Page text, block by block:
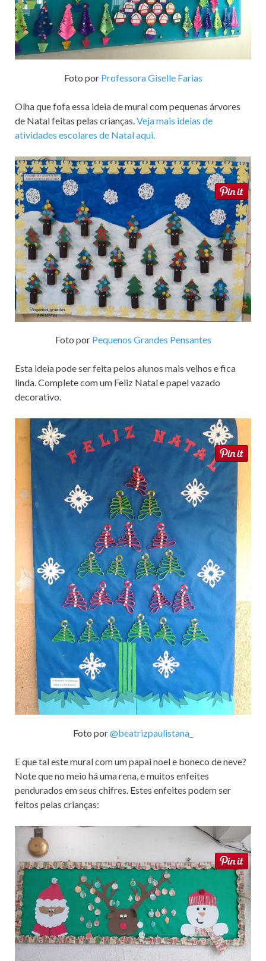
Foto por Professora Giselle Farias
Olha que fofa essa ideia de mural com pequenas árvores
de Natal feitas pelas crianças. Veja mais ideias de
atividades escolares de Natal aqui.
Foto por Pequenos Grandes Pensantes
Esta ideia pode ser feita pelos alunos mais velhos e fica
linda. Complete com um Feliz Natal e papel vazado
decorativo.
Foto por@beatrizpaulistana_
E que tal este mural com um papai noel e boneco de neve?
Note que no meio há uma rena, e muitos enfeites
pendurados em seus chifres. Estes enfeites podem ser
feitos pelas crianças: